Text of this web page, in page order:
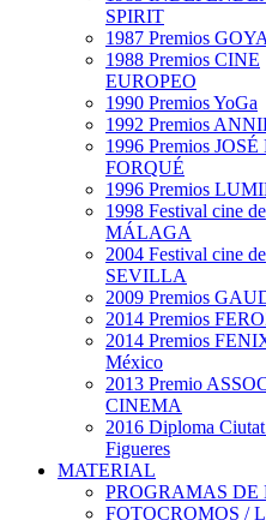
SPIRIT
1987 Premios GOYA
1988 Premios CINE
EUROPEO
1990 Premios YoGa
1992 Premios
1996 Premios
FORQUÉ
1996 Premios
1998 Festival cine de
MÁLAGA
2004 Festival cine de
SEVILLA
2009 Premios
2014 Premios
2014 Premios
México
2013 Premio
CINEMA
2016 Diploma
Figueres
MATERIAL
PROGRAMAS DE
FOTOCROMOS /